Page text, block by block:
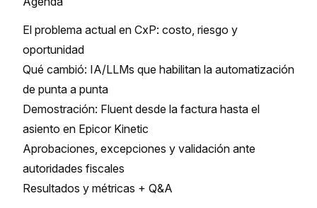
El problema actual en CxP: costo, riesgo y
oportunidad
Qué cambió: IA/LLMs que habilitan la automatización
de punta a punta
Demostración: Fluent desde la factura hasta el
asiento en Epicor Kinetic
Aprobaciones, excepciones y validación ante
autoridades fiscales
Resultados y métricas + Q&A